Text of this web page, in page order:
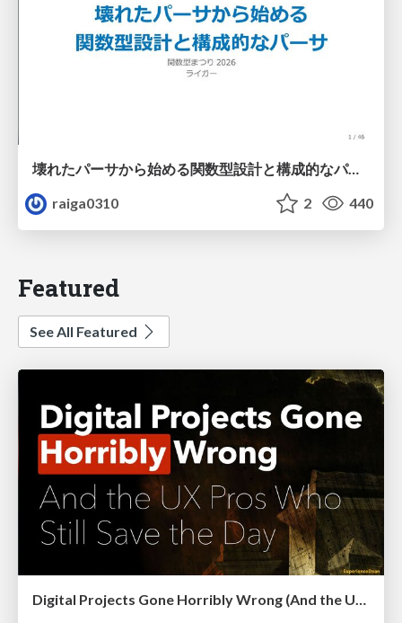
壊れたパーサから始める関数型設計と構成的なパーサ #fp_matsuri
raiga0310
2 440
Featured
See All Featured
Digital Projects Gone Horribly Wrong (And the UX Pros Who Still Save the Day) - Dean Schuster